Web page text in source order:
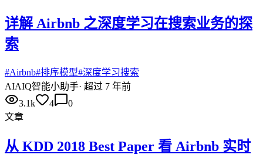
详解 Airbnb 之深度学习在搜索业务的探
索
#Airbnb#排序模型#深度学习搜索
AIAIQ智能小助手· 超过 7 年前
3.1k
4
0
文章
从 KDD 2018 Best Paper 看 Airbnb 实时